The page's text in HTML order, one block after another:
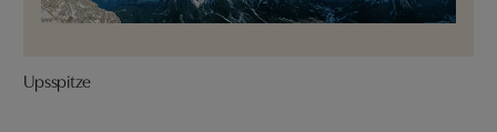
Upsspitze